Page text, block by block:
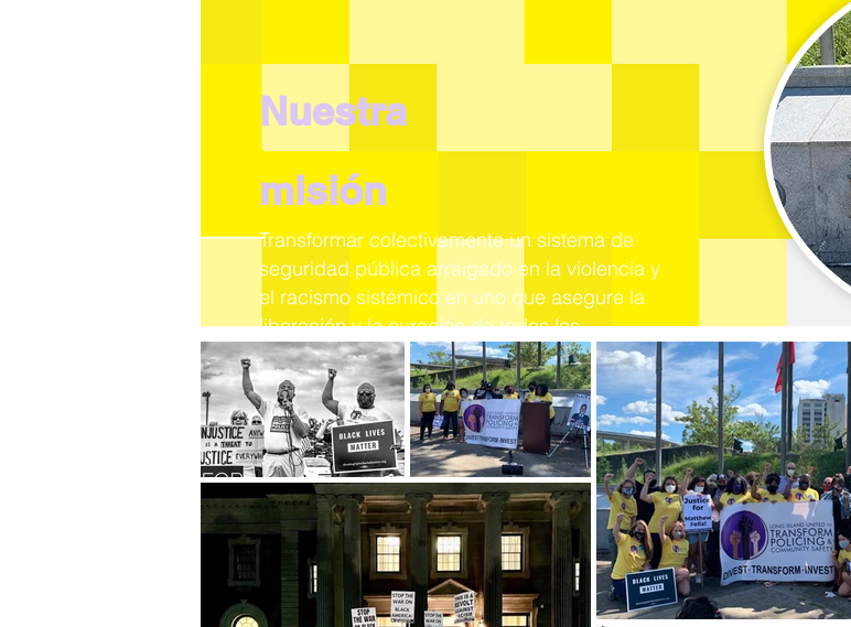
Nuestra
misión
Transformar colectivamente un sistema de
seguridad pública arraigado en la violencia y
el racismo sistémico en uno que asegure la
liberación y la curación de todos los
miembros de nuestra comunidad.